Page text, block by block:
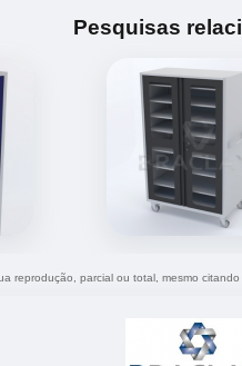
Pesquisas
reprodução, parcial ou total, mesmo